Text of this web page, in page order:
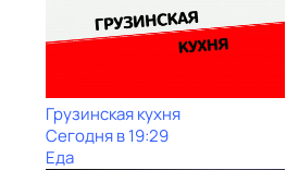
Грузинская кухня
Сегодня в 19:29
Еда